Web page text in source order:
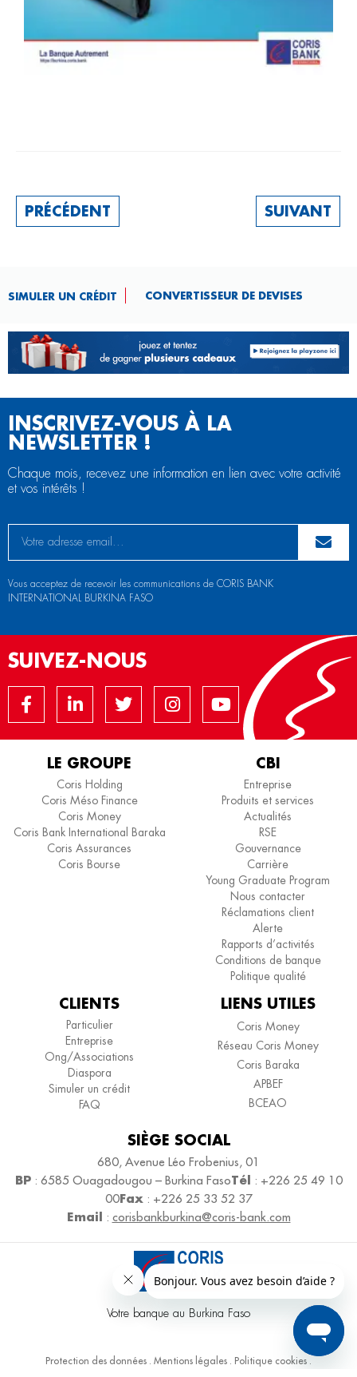
PRÉCÉDENT SUIVANT
SIMULER UN CRÉDIT CONVERTISSEUR DE DEVISES​
INSCRIVEZ-VOUS À LA
NEWSLETTER !
Chaque mois, recevez une information en lien avec votre activité
et vos intérêts !
Vous acceptez de recevoir les communications de CORIS BANK
INTERNATIONAL BURKINA FASO
SUIVEZ-NOUS
LE GROUPE
Coris Holding
Coris Méso Finance
Coris Money
Coris Bank International Baraka
Coris Assurances
Coris Bourse
CBI
Entreprise
Produits et services
Actualités
RSE
Gouvernance
Carrière
Young Graduate Program
Nous contacter
Réclamations client
Alerte
Rapports d’activités
Conditions de banque
Politique qualité
CLIENTS
Particulier
Entreprise
Ong/Associations
Diaspora
Simuler un crédit
FAQ
LIENS UTILES
Coris Money
Réseau Coris Money
Coris Baraka
APBEF
BCEAO
SIÈGE SOCIAL
680, Avenue Léo Frobenius, 01
BP: 6585 Ouagadougou – Burkina FasoTél : +226 25 49 10
00Fax: +226 25 33 52 37
Email : corisbankburkina@coris-bank.com
Votre banque au Burkina Faso
Protection des données Mentions légales Politique cookies